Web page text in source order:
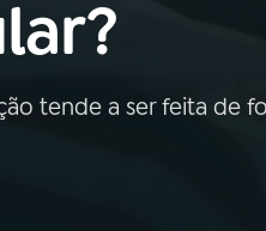
tende a ser feita de